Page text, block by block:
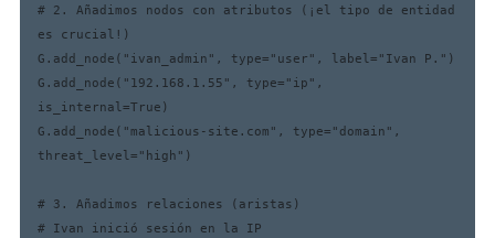
# 2. Añadimos nodos con atributos (¡el tipo de entidad
es crucial!)
G.add_node("ivan_admin", type="user", label="Ivan P.")
G.add_node("192.168.1.55", type="ip",
is_internal=True)
G.add_node("malicious-site.com", type="domain",
threat_level="high")
# 3. Añadimos relaciones (aristas)
# Ivan inició sesión en la IP